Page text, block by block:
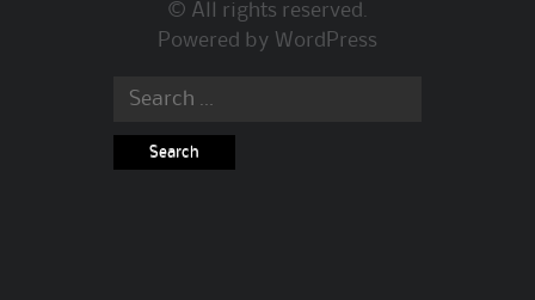
© All rights reserved.
Powered by WordPress
Search